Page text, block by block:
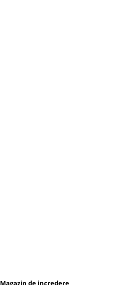
Magazin de incredere